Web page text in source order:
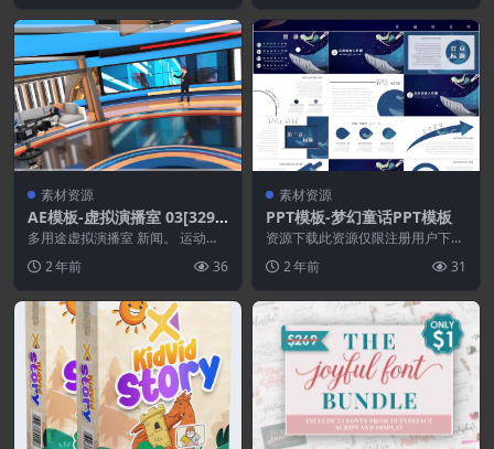
素材资源
AE模板-虚拟演播室 03[3297
3302].7z
多用途虚拟演播室 新闻。 运动。
天气。 对话 您可以 360 度更改颜
色、播音...
2 年前 36
素材资源
PPT模板-梦幻童话PPT模板
资源下载此资源仅限注册用户下
载，请先登录特别提醒:本网站不
保证所有资源永久更新资...
2 年前 31